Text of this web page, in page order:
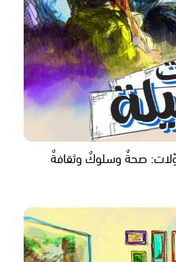
صحةٌ وسلوكٌ وثقافةٌ